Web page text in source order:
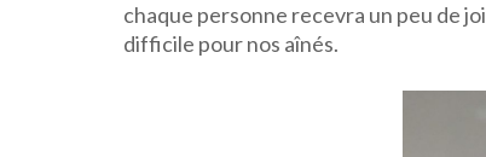
chaque personne recevra un peu de
difficile pour nos aînés.